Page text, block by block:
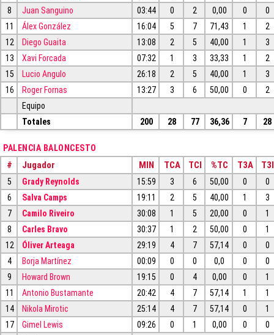
8
Juan Sanguino 03:44 0 2 0,00 0
0
11
Álex González 16:04 5 7 71,43 1
2
12
Diego Guaita 13:08 2 5 40,00 1
3
13
Xavi Forcada 07:32 1 3 33,33 1
2
15
Lucio Angulo 26:18 2 5 40,00 1
3
16
Roger Fornas 13:27 3 6 50,00 0
2
Equipo
Totales
200 28 77 36,36 7 28
PALENCIA BALONCESTO
# Jugador MIN TCA TCI %TC T3A T3I
5 Grady Reynolds 15:59 3 6 50,00 0
0
6
Salva Camps 19:11 2 5 40,00 1
3
7
Camilo Riveiro 30:08 1 5 20,00 0
1
8
Carles Bravo 30:37 1 2 50,00 0
1
12
Óliver Arteaga 29:19 4 7 57,14 0
0
4
Borja Martínez 00:09 0 0 0,0 0
0
9
Howard Brown 19:15 0 4 0,00 0
1
11
Antonio Bustamante 20:42 4 7 57,14 1
1
14
Nikola Mirotic 25:14 4 7 57,14 0
1
17
Gimel Lewis 09:26 0 1 0,00 0
0